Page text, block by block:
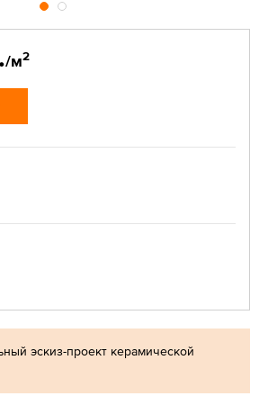
эскиз-проект керамической
/м2